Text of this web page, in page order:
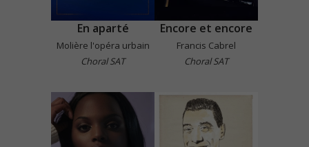
En aparté
Molière l'opéra urbain
Choral SAT
Encore et encore
Francis Cabrel
Choral SAT